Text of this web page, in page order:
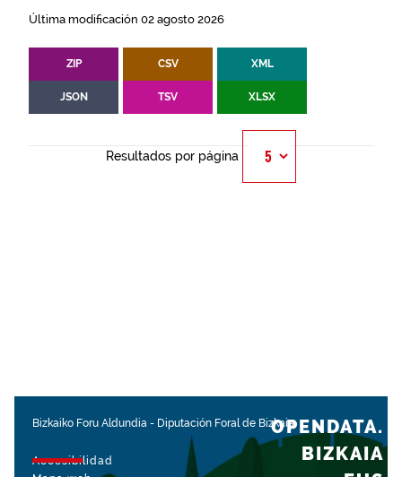
Última modificación 02 agosto 2026
ZIP CSV XML
JSON TSV XLSX
Resultados por página
Bizkaiko Foru Aldundia - Diputación Foral de Bizkaia
Accesibilidad
OPENDATA.
BIZKAIA